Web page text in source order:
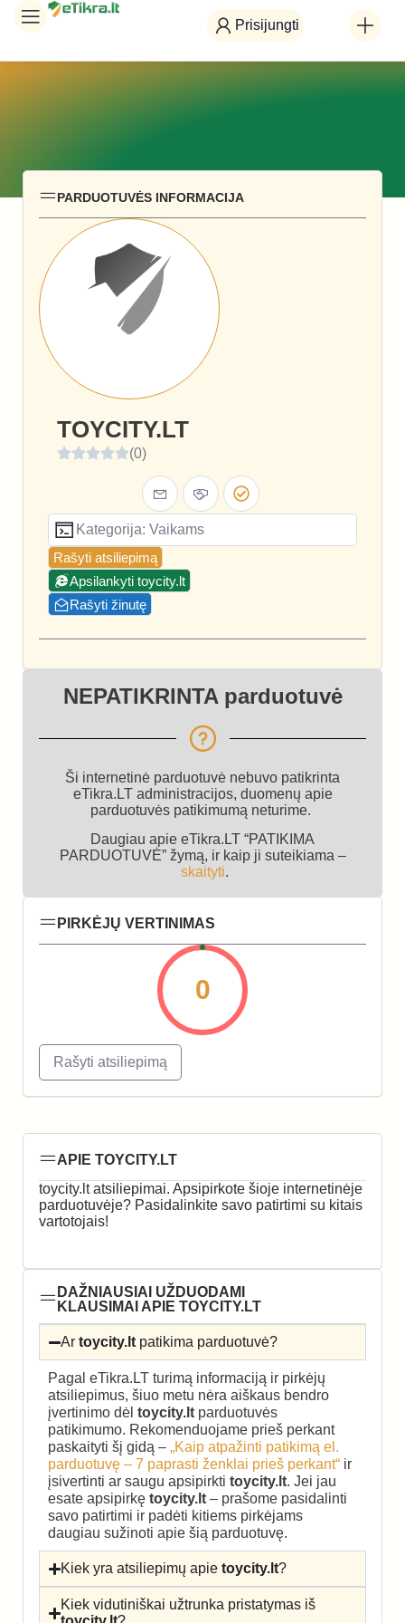
Prisijungti
PARDUOTUVĖS INFORMACIJA
TOYCITY.LT
(0)
Kategorija: Vaikams
Rašyti atsiliepimą
Apsilankyti toycity.lt
Rašyti žinutę
NEPATIKRINTA parduotuvė
Ši internetinė parduotuvė nebuvo patikrinta
eTikra.LT administracijos, duomenų apie
parduotuvės patikimumą neturime.
Daugiau apie eTikra.LT “PATIKIMA
PARDUOTUVĖ” žymą, ir kaip ji suteikiama –
skaityti.
PIRKĖJŲ VERTINIMAS
0
Rašyti atsiliepimą
APIE TOYCITY.LT
toycity.lt atsiliepimai. Apsipirkote šioje internetinėje
parduotuvėje? Pasidalinkite savo patirtimi su kitais
vartotojais!
DAŽNIAUSIAI UŽDUODAMI
KLAUSIMAI APIE TOYCITY.LT
Artoycity.lt patikima parduotuvė?
Pagal eTikra.LT turimą informaciją ir pirkėjų
atsiliepimus, šiuo metu nėra aiškaus bendro
įvertinimo dėl toycity.lt parduotuvės
patikimumo. Rekomenduojame prieš perkant
paskaityti šį gidą – „Kaip atpažinti patikimą el.
parduotuvę – 7 paprasti ženklai prieš perkant“ ir
įsivertinti ar saugu apsipirkti toycity.lt. Jei jau
esate apsipirkę toycity.lt – prašome pasidalinti
savo patirtimi ir padėti kitiems pirkėjams
daugiau sužinoti apie šią parduotuvę.
Kiek yra atsiliepimų apietoycity.lt?
Kiek vidutiniškai užtrunka pristatymas iš